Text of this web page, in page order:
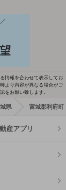
情報を合わせて表示してお
より内容が異なる場合がご
をお願い致します。
県 宮城郡利府町
産アプリ